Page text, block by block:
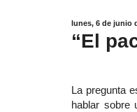
lunes, 6 de junio
“El
La pregunta
hablar sobre